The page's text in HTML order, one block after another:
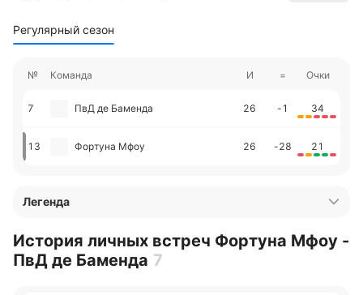
Регулярный сезон
№ Команда И = Очки
7 ПвД де Баменда 26 -1 34
13 Фортуна Мфоу 26 -28 21
Легенда
История личных встреч Фортуна Мфоу -
ПвД де Баменда 7